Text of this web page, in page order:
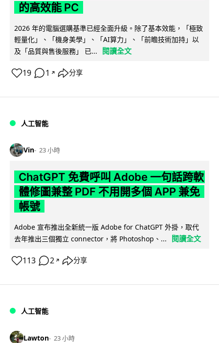
的高效能 PC
2026 年的電腦選購基準已經全面升級。除了基本效能，「極致
輕量化」、「機身美學」、「AI算力」、「前瞻技術加持」以
及「品質與售後服務」 已...
閱讀全文
19 1 ↗ 分享
人工智能
Vin 23 小時
ChatGPT 免費呼叫 Adobe 一句話跨軟
體修圖兼整 PDF 不用開多個 APP 兼免
帳號
Adobe 宣布推出全新統一版 Adobe for ChatGPT 外掛，取代
去年推出三個獨立 connector，將 Photoshop、...
閱讀全文
113 2 ↗ 分享
人工智能
Lawton 23 小時